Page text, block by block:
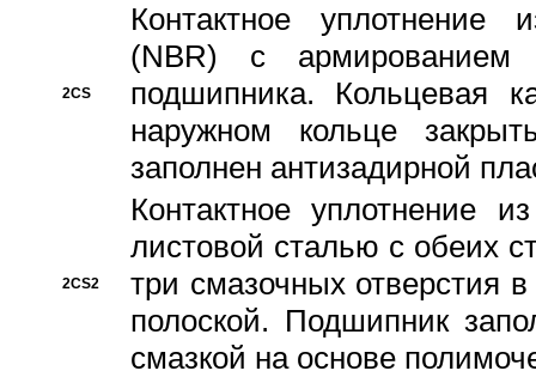
2CS
Контактное уплотнение
(NBR) с
подшипника. Кольцевая
наружном кольце
заполнен антизадирной
2CS2
Контактное уплотнение
листовой сталью с обеих
три смазочных отверстия
полоской. Подшипник
смазкой на основе